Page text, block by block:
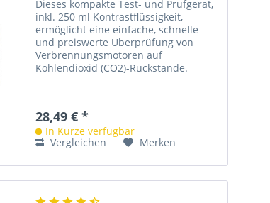
Dieses kompakte Test- und Prüfgerät,
inkl. 250 ml Kontrastflüssigkeit,
ermöglicht eine einfache, schnelle
und preiswerte Überprüfung von
Verbrennungsmotoren auf
Kohlendioxid (CO2)-Rückstände.
28,49 € *
In Kürze verfügbar
Vergleichen
Merken